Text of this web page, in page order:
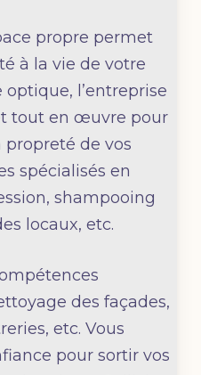
propre permet
à la vie de votre
l’entreprise
tout en œuvre pour
propreté de vos
spécialisés en
shampooing
locaux, etc.
des façades,
etc. Vous
pour sortir vos